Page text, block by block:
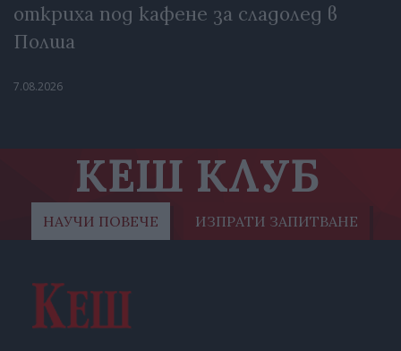
откриха под кафене за сладолед в
Полша
7.08.2026
КЕШ КЛУБ
НАУЧИ ПОВЕЧЕ ИЗПРАТИ ЗАПИТВАНЕ